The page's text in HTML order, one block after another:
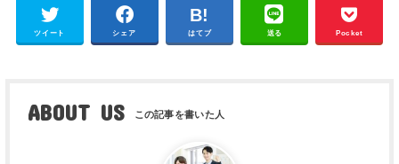
ツイート シェア はてブ 送る Pocket
ABOUT US